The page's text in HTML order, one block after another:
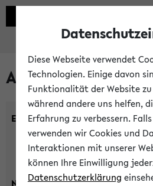
Alle Lehrenden
Einrichtung:
Nachname:
Diese Webseite verwendet
Technologien. Einige davon
Funktionalität der Website
während andere uns helfen,
Erfahrung zu verbessern.
verwenden wir Cookies und
Interaktionen mit unserer
können Ihre Einwilligung
Datenschutzerklärung